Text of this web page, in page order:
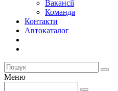
Вакансії
Команда
Контакти
Автокаталог
Меню